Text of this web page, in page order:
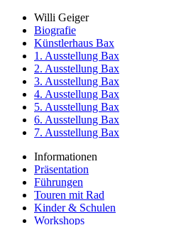
Willi Geiger
Biografie
Künstlerhaus Bax
1. Ausstellung Bax
2. Ausstellung Bax
3. Ausstellung Bax
4. Ausstellung Bax
5. Ausstellung Bax
6. Ausstellung Bax
7. Ausstellung Bax
Informationen
Präsentation
Führungen
Touren mit Rad
Kinder & Schulen
Workshops